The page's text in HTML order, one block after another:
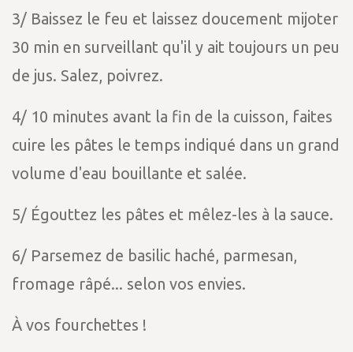
3️/ Baissez le feu et laissez doucement mijoter
30 min en surveillant qu'il y ait toujours un peu
de jus. Salez, poivrez.
4️/ 10 minutes avant la fin de la cuisson, faites
cuire les pâtes le temps indiqué dans un grand
volume d'eau bouillante et salée.
5️/ Égouttez les pâtes et mêlez-les à la sauce.
6️/ Parsemez de basilic haché, parmesan,
fromage râpé... selon vos envies.
À vos fourchettes !